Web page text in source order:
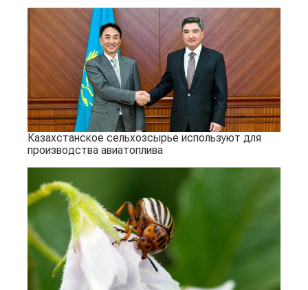
Казахстанское сельхозсырье используют для
производства авиатоплива